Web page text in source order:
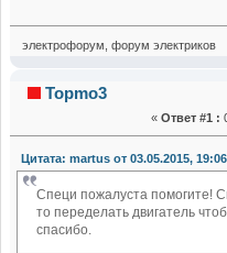
электрофорум, форум электриков
Topmo3
« Ответ #1 :
Цитата: martus от 03.05.2015,
Специ пожалуста помогите!
то переделать двигатель
спасибо.